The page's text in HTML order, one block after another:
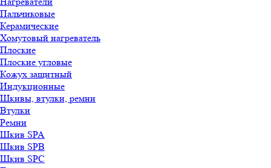
Пальчиковые
Керамические
Хомутовый нагреватель
Плоские
Плоские угловые
Кожух защитный
Индукционные
Шкивы, втулки, ремни
Втулки
Ремни
Шкив SPA
Шкив SPB
Шкив SPC